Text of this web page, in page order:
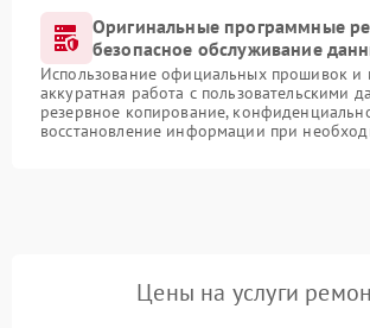
Оригинальные программные
безопасное обслуживание
Использование официальных прошивок и
аккуратная работа с пользовательскими
резервное копирование,
восстановление информации при
Цены на услуги